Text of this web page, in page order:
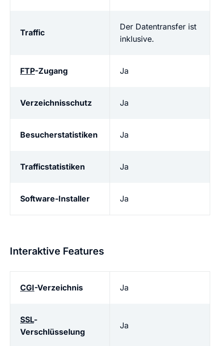
Traffic
Der Datentransfer ist
inklusive.
FTP-Zugang Ja
Verzeichnisschutz Ja
Besucherstatistiken Ja
Trafficstatistiken Ja
Software-Installer Ja
Interaktive Features
CGI-Verzeichnis Ja
SSL-
Verschlüsselung
Ja